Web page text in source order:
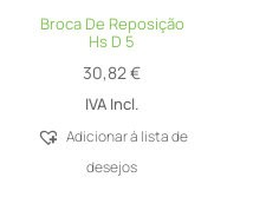
Broca De Reposição
Hs D 5
30,82€
IVA Incl.
Adicionar á lista de
desejos